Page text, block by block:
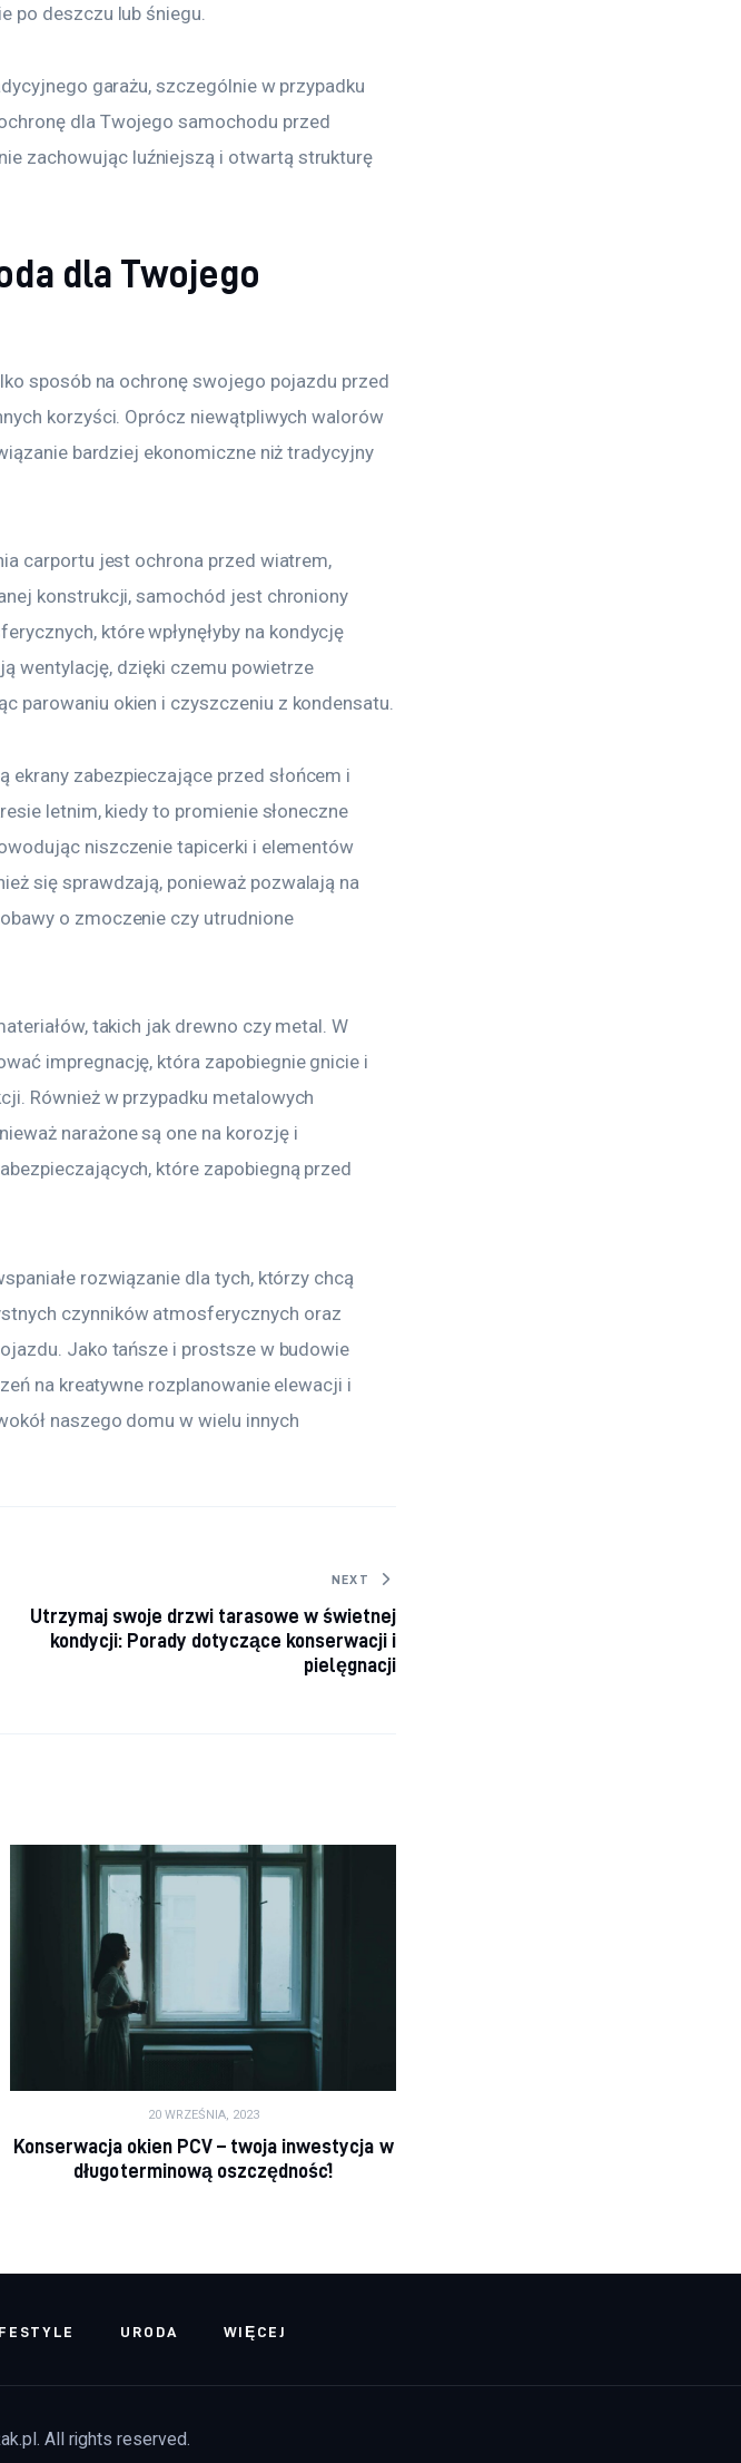
po deszczu lub śniegu.
garażu, szczególnie w przypadku
dla Twojego samochodu przed
zachowując luźniejszą i otwartą strukturę
dla Twojego
sposób na ochronę swojego pojazdu przed
korzyści. Oprócz niewątpliwych walorów
bardziej ekonomiczne niż tradycyjny
carportu jest ochrona przed wiatrem,
konstrukcji, samochód jest chroniony
które wpłynęłyby na kondycję
wentylację, dzięki czemu powietrze
parowaniu okien i czyszczeniu z kondensatu.
zabezpieczające przed słońcem i
letnim, kiedy to promienie słoneczne
niszczenie tapicerki i elementów
się sprawdzają, ponieważ pozwalają na
o zmoczenie czy utrudnione
takich jak drewno czy metal. W
impregnację, która zapobiegnie gnicie i
Również w przypadku metalowych
narażone są one na korozję i
które zapobiegną przed
rozwiązanie dla tych, którzy chcą
czynników atmosferycznych oraz
Jako tańsze i prostsze w budowie
na kreatywne rozplanowanie elewacji i
naszego domu w wielu innych
NEXT
Utrzymaj swoje drzwi tarasowe w świetnej
kondycji: Porady dotyczące konserwacji i
pielęgnacji
20 WRZEŚNIA, 2023
Konserwacja okien PCV – twoja inwestycja w
długoterminową oszczędność!
URODA WIĘCEJ
All rights reserved.